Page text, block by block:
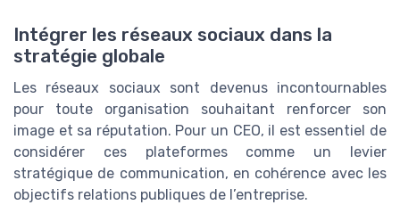
Intégrer les réseaux sociaux dans la
stratégie globale
Les réseaux sociaux sont devenus incontournables
pour toute organisation souhaitant renforcer son
image et sa réputation. Pour un CEO, il est essentiel de
considérer ces plateformes comme un levier
stratégique de communication, en cohérence avec les
objectifs relations publiques de l’entreprise.